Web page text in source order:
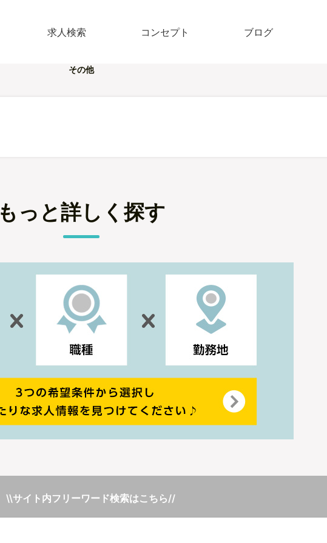
求人検索 コンセプト ブログ
その他
もっと詳しく探す
\\サイト内フリーワード検索はこちら//